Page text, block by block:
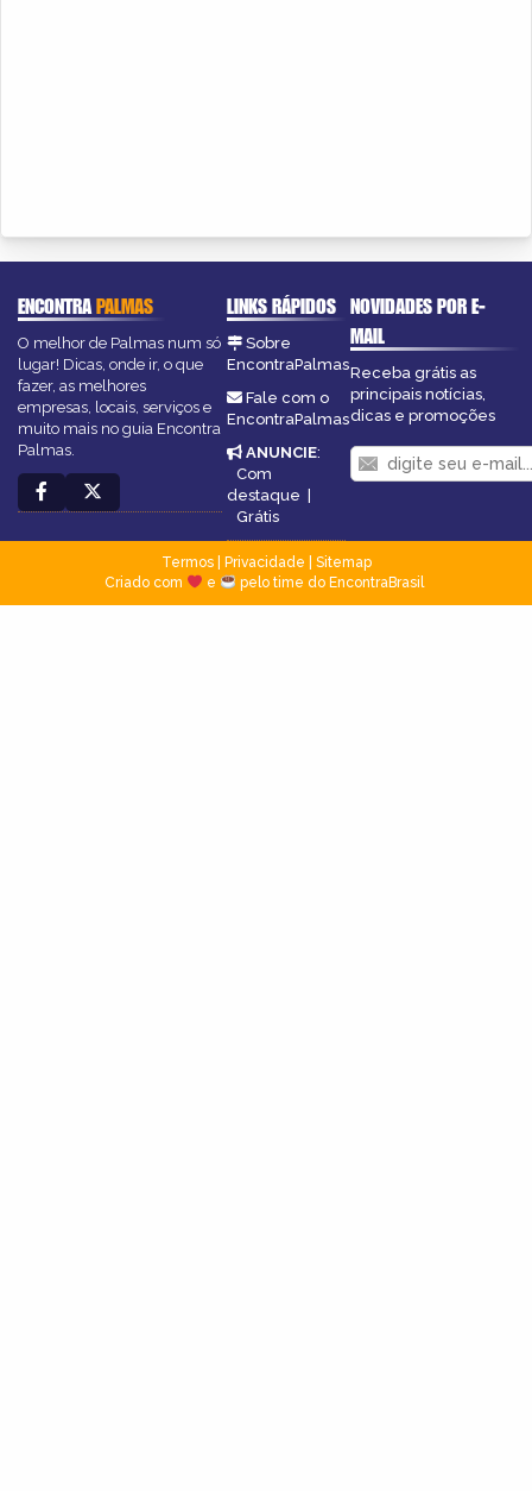
ENCONTRAPALMAS
O melhor de Palmas num só
lugar! Dicas, onde ir, o que
fazer, as melhores
empresas, locais, serviços e
muito mais no guia Encontra
Palmas.
LINKS RÁPIDOS
Sobre
EncontraPalmas
Fale com o
EncontraPalmas
ANUNCIE:
Com
destaque |
Grátis
NOVIDADES POR E-
MAIL
Receba grátis as
principais notícias,
dicas e promoções
Termos| Privacidade
Sitemap
Criado com
e pelo time do EncontraBrasil